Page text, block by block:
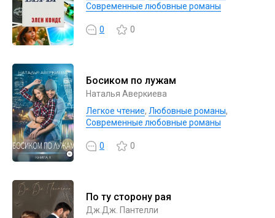
Современные любовные романы
0 0
Босиком по лужам
Наталья Аверкиева
Легкое чтение, Любовные романы,
Современные любовные романы
0 0
По ту сторону рая
Дж.Дж. Пантелли